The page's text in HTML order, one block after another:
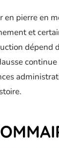
en pierre en
et
dépend